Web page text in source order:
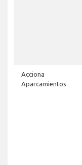
Acciona
Aparcamientos